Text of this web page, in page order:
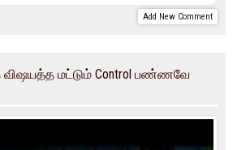
Add New Comment
மட்டும் Control பண்ணவே